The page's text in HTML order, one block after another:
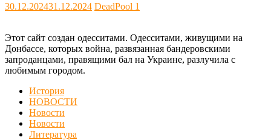
30.12.202431.12.2024 DeadPool 1
Этот сайт создан одесситами. Одесситами, живущими на
Донбассе, которых война, развязанная бандеровскими
запроданцами, правящими бал на Украине, разлучила с
любимым городом.
История
НОВОСТИ
Новости
Новости
Литература